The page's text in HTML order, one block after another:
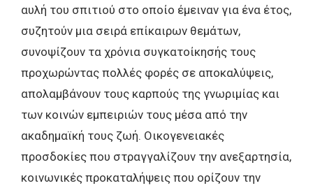
αυλή του σπιτιού στο οποίο έμειναν για ένα έτος,
συζητούν μια σειρά επίκαιρων θεμάτων,
συνοψίζουν τα χρόνια συγκατοίκησής τους
προχωρώντας πολλές φορές σε αποκαλύψεις,
απολαμβάνουν τους καρπούς της γνωριμίας και
των κοινών εμπειριών τους μέσα από την
ακαδημαϊκή τους ζωή. Οικογενειακές
προσδοκίες που στραγγαλίζουν την ανεξαρτησία,
κοινωνικές προκαταλήψεις που ορίζουν την